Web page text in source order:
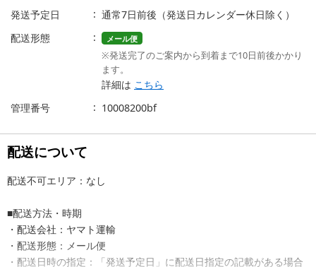
発送予定日
通常7日前後（発送日カレンダー休日除く）
配送形態
メール便
※発送完了のご案内から到着まで10日前後かかり
ます。
詳細は こちら
管理番号
10008200bf
配送について
配送不可エリア：なし
■配送方法・時期
・配送会社：ヤマト運輸
・配送形態：メール便
・配送日時の指定：「発送予定日」に配送日指定の記載がある場合